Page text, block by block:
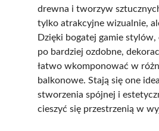
drewna i tworzyw
tylko atrakcyjne wizualnie,
Dzięki bogatej gamie
po bardziej ozdobne,
łatwo wkomponować w
balkonowe. Stają się one
stworzenia spójnej i
cieszyć się przestrzenią w